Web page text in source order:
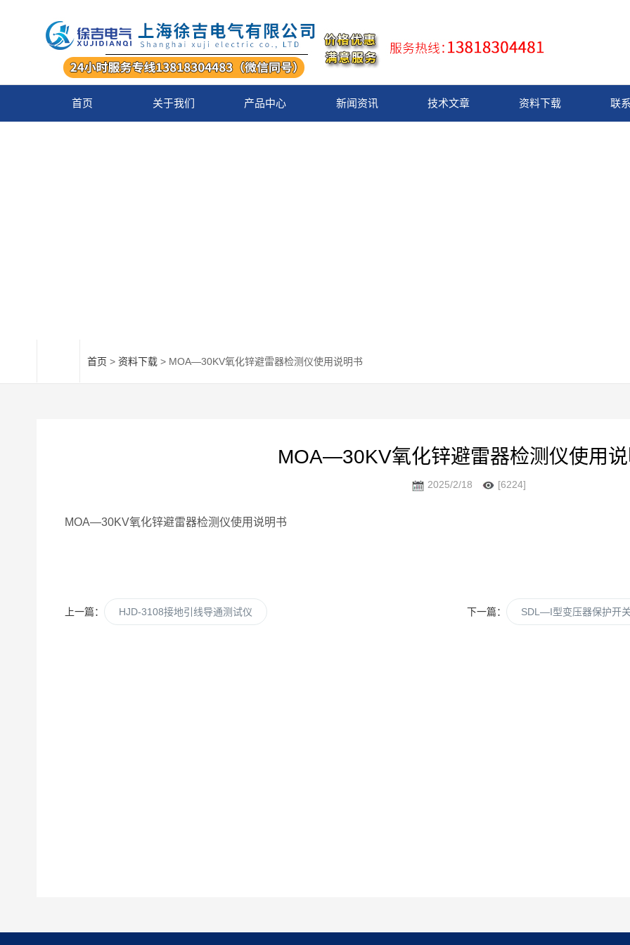
首页 关于我们 产品中心 新闻资讯 技术文章 资料下载 联
首页 > 资料下载 > MOA—30KV氧化锌避雷器检测仪使用说明书
MOA—30KV氧化锌避雷器检测仪使用
2025/2/18 [6224]
MOA—30KV氧化锌避雷器检测仪使用说明书
上一篇： HJD-3108接地引线导通测试仪 下一篇： SDL—I型变压器保护开关